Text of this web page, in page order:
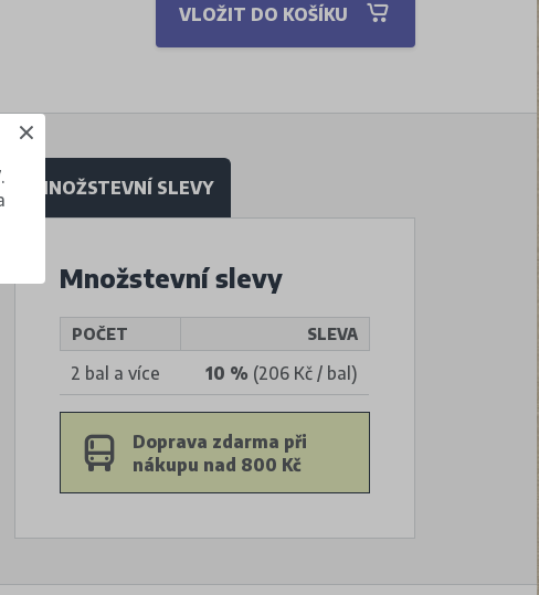
VLOŽIT DO KOŠÍKU
MNOŽSTEVNÍ SLEVY
Množstevní slevy
POČET SLEVA
2 bal a více 10 % (206 Kč / bal)
Doprava zdarma při
nákupu nad 800 Kč